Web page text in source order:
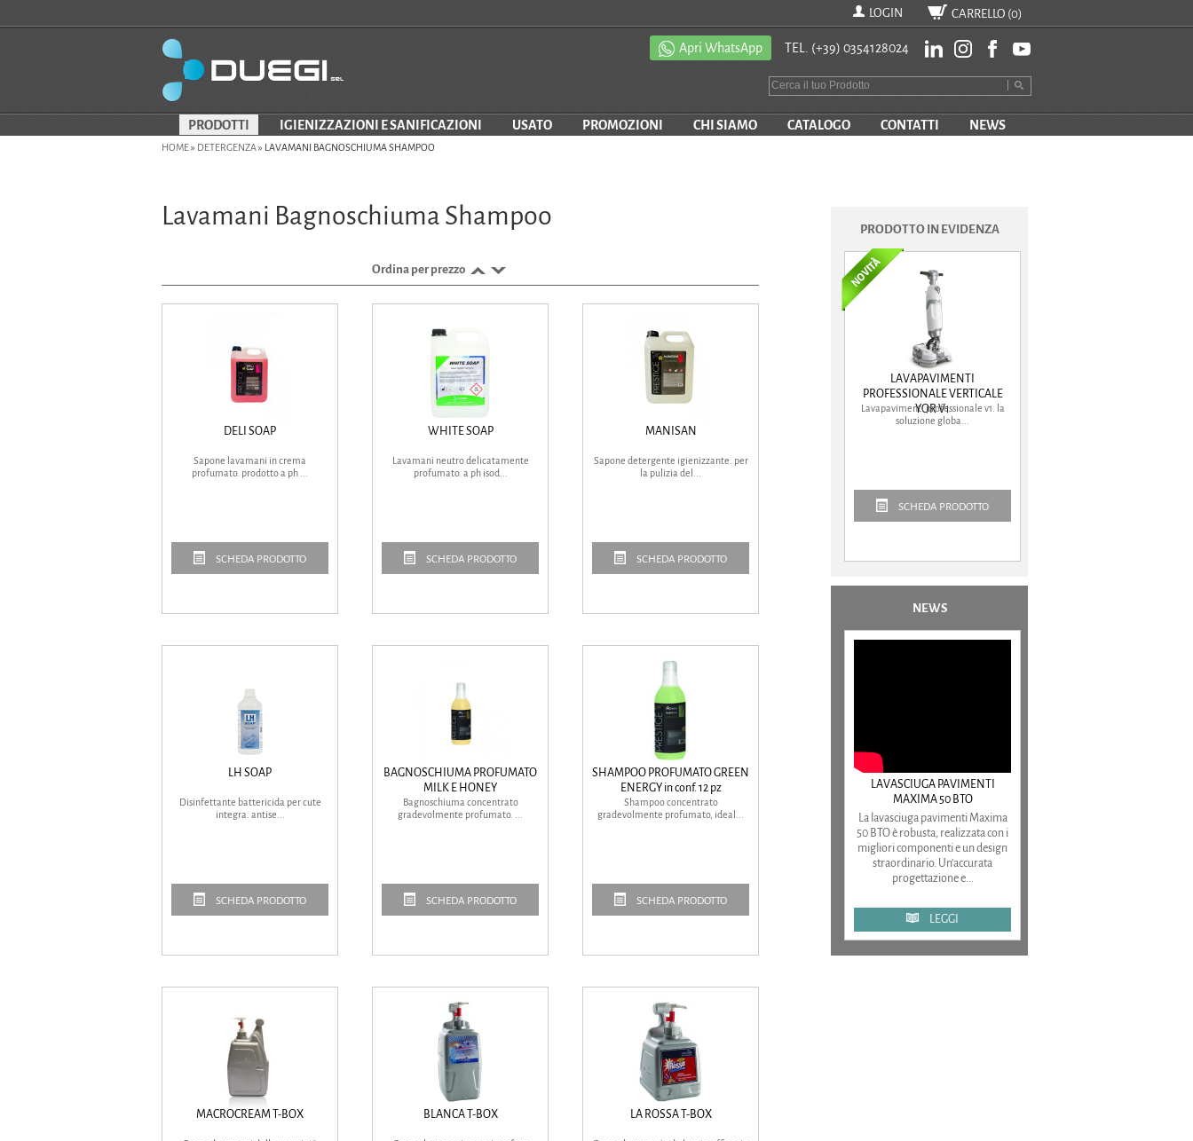
LOGIN CARRELLO (0)
Apri WhatsApp TEL. (+39) 0354128024
PRODOTTI IGIENIZZAZIONI E SANIFICAZIONI USATO PROMOZIONI CHI SIAMO CATALOGO CONTATTI NEWS
HOME» DETERGENZA» LAVAMANI BAGNOSCHIUMA SHAMPOO
Lavamani Bagnoschiuma Shampoo
Ordina per prezzo
DELI SOAP
Sapone lavamani in crema
profumato. prodotto a ph ...
SCHEDA PRODOTTO
WHITE SOAP
Lavamani neutro delicatamente
profumato. a ph isod...
SCHEDA PRODOTTO
MANISAN
Sapone detergente igienizzante. per
la pulizia del...
SCHEDA PRODOTTO
LH SOAP
Disinfettante battericida per cute
integra. antise...
SCHEDA PRODOTTO
BAGNOSCHIUMA PROFUMATO
MILK E HONEY
Bagnoschiuma concentrato
gradevolmente profumato. ...
SCHEDA PRODOTTO
SHAMPOO PROFUMATO GREEN
ENERGY in conf. 12 pz
Shampoo concentrato
gradevolmente profumato, ideal...
SCHEDA PRODOTTO
MACROCREAM T-BOX BLANCA T-BOX LA ROSSA T-BOX
PRODOTTO IN EVIDENZA
LAVAPAVIMENTI
PROFESSIONALE VERTICALE
YOR V1
Lavapavimenti professionale v1. la
soluzione globa...
SCHEDA PRODOTTO
NEWS
LAVASCIUGA PAVIMENTI
MAXIMA 50 BTO
La lavasciuga pavimenti Maxima
50 BTO è robusta, realizzata con i
migliori componenti e un design
straordinario. Un'accurata
progettazione e...
LEGGI